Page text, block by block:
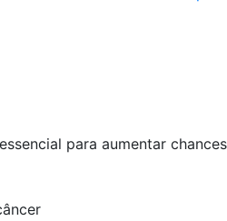
para aumentar